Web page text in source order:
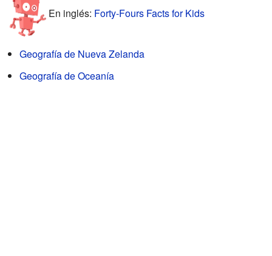
En inglés: Forty-Fours Facts for Kids
Geografía de Nueva Zelanda
Geografía de Oceanía